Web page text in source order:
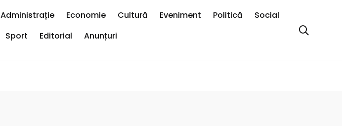
Administrație Economie Cultură Eveniment Politică
Social
Sport Editorial Anunțuri